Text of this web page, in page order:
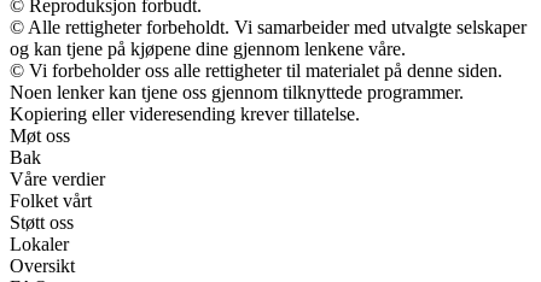
© Reproduksjon forbudt.
© Alle rettigheter forbeholdt. Vi samarbeider med utvalgte selskaper
og kan tjene på kjøpene dine gjennom lenkene våre.
© Vi forbeholder oss alle rettigheter til materialet på denne siden.
Noen lenker kan tjene oss gjennom tilknyttede programmer.
Kopiering eller videresending krever tillatelse.
Møt oss
Bak
Våre verdier
Folket vårt
Støtt oss
Lokaler
Oversikt